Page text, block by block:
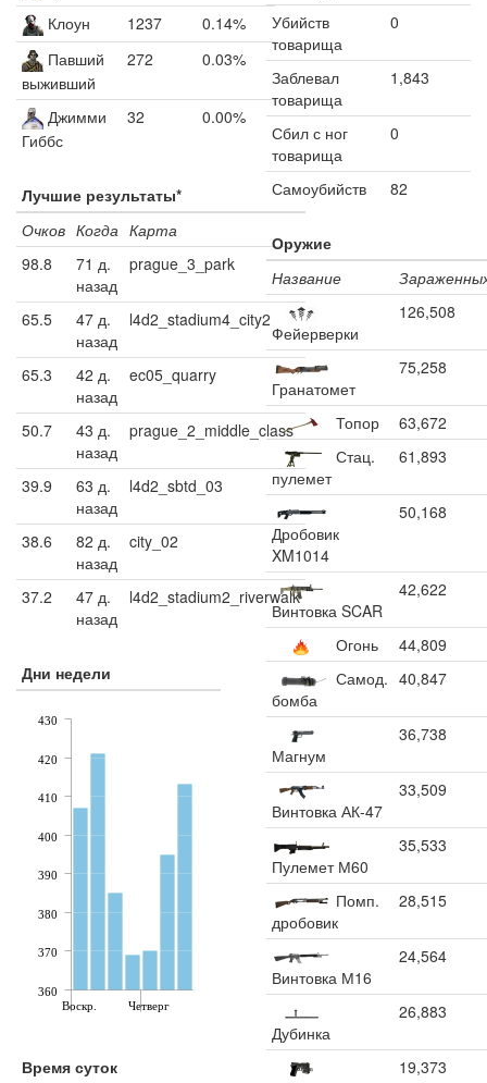
Клоун
1237
0.14%
Павший
выживший
272 0.03%
Джимми
Гиббс
32 0.00%
Лучшие результаты*
Очков Когда Карта
98.8
71 д.
назад
prague_3_park
65.5
47 д.
назад
l4d2_stadium4_city2
65.3
42 д.
назад
ec05_quarry
50.7
43 д.
назад
prague_2_middle_class
39.9
63 д.
назад
l4d2_sbtd_03
38.6
82 д.
назад
city_02
37.2
47 д.
назад
l4d2_stadium2_riverwalk
Дни недели
Воскр. Четверг
360
370
380
390
400
410
420
430
Время суток
Убийств
товарища
0
Заблевал
товарища
1,843
Сбил с ног
товарища
0
Самоубийств 82
Оружие
Название
Фейерверки
126,508
Гранатомет
75,258
Топор
63,672
Стац.
пулемет
61,893
Дробовик
XM1014
50,168
Винтовка SCAR
42,622
Огонь
44,809
Самод.
бомба
40,847
Магнум
36,738
Винтовка АК-47
33,509
Пулемет М60
35,533
Помп.
дробовик
28,515
Винтовка М16
24,564
Дубинка
26,883
19,373